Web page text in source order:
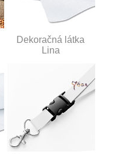
Dekoračná látka
Lina